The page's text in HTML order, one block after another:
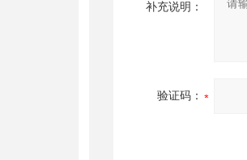
补充说明：
验证码：